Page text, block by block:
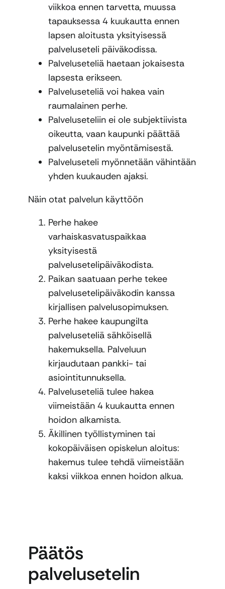
viikkoa ennen tarvetta, muussa
tapauksessa 4 kuukautta ennen
lapsen aloitusta yksityisessä
palveluseteli päiväkodissa.
Palveluseteliä haetaan jokaisesta
lapsesta erikseen.
Palveluseteliä voi hakea vain
raumalainen perhe.
Palveluseteliin ei ole subjektiivista
oikeutta, vaan kaupunki päättää
palvelusetelin myöntämisestä.
Palveluseteli myönnetään vähintään
yhden kuukauden ajaksi.
Näin otat palvelun käyttöön
Perhe hakee
varhaiskasvatuspaikkaa
yksityisestä
palvelusetelipäiväkodista.
Paikan saatuaan perhe tekee
palvelusetelipäiväkodin kanssa
kirjallisen palvelusopimuksen.
Perhe hakee kaupungilta
palveluseteliä sähköisellä
hakemuksella. Palveluun
kirjaudutaan pankki- tai
asiointitunnuksella.
Palveluseteliä tulee hakea
viimeistään 4 kuukautta ennen
hoidon alkamista.
Äkillinen työllistyminen tai
kokopäiväisen opiskelun aloitus:
hakemus tulee tehdä viimeistään
kaksi viikkoa ennen hoidon alkua.
Päätös
palvelusetelin